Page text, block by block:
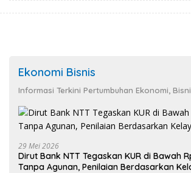
Ekonomi Bisnis
Informasi Terkini Pertumbuhan Ekonomi,
29 Mei 2026
Dirut Bank NTT Tegaskan KUR di Bawah
Tanpa Agunan, Penilaian Berdasarkan